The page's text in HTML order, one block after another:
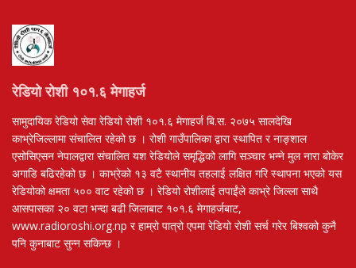
रेडियो रोशी १०१.६ मेगाहर्ज
सामुदायिक रेडियो सेवा रेडियो रोशी १०१.६ मेगाहर्ज बि.स. २०७५ सालदेखि
काभ्रेजिल्लामा संचालित रहेको छ । रोशी गाउँपालिका द्वारा स्थापित र नाङ्शाल
एसोसिएसन नेपालद्वारा संचालित यश रेडियोले समृद्धिको लागि सञ्चार भन्ने मुल नारा बोकेर
अगाडि बढिरहेको छ । काभ्रेको १३ वटै स्थानीय तहलाई लक्षित गरि स्थापना भएको यस
रेडियोको क्षमता ५०० वाट रहेको छ । रेडियो रोशीलाई तपाईंले काभ्रे जिल्ला साथै
आसपासका २० वटा भन्दा बढी जिलाबाट १०१.६ मेगाहर्जबाट,
www.radioroshi.org.np र हाम्रो पात्रो एपमा रेडियो रोशी सर्च गरेर बिश्वको कुनै
पनि कुनाबाट सुन्न सकिन्छ ।